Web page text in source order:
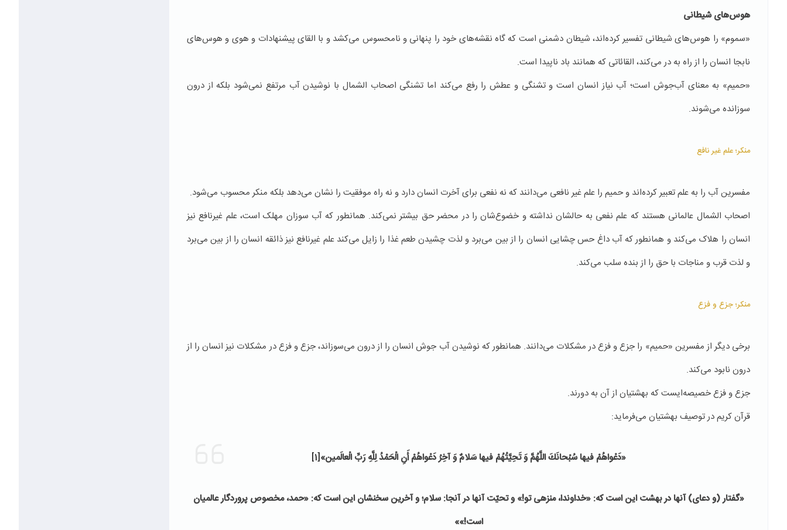
هوس‌های شیطانی
«سموم» را هوس‌های شیطانی تفسیر کرده‌اند، شیطان دشمنی است که گاه نقشه‌های خود را پنهانی و نامحسوس می‌کشد و با القای پیشنهادات و هوی و هوس‌های
نابجا انسان را از راه به در می‌کند، القائاتی که همانند باد ناپیدا است.
«حمیم» به معنای آب‌جوش است؛ آب نیاز انسان است و تشنگی و عطش را رفع می‌کند اما تشنگی اصحاب الشمال با نوشیدن آب مرتفع نمی‌شود بلکه از درون
سوزانده می‌شوند.
منکر؛ علم غیر نافع
مفسرین آب را به علم تعبیر کرده‌اند و حمیم را علم غیر نافعی می‌دانند که نه نفعی برای آخرت انسان دارد و نه راه موفقیت را نشان می‌دهد بلکه منکر محسوب می‌شود.
اصحاب الشمال عالمانی هستند که علم نفعی به حالشان نداشته و خضوع‌شان را در محضر حق بیشتر نمی‌کند. همانطور که آب سوزان مهلک است، علم غیرنافع نیز
انسان را هلاک می‌کند و همانطور که آب داغ حس چشایی انسان را از بین می‌برد و لذت چشیدن طعم غذا را زایل می‌کند علم غیر‌نافع نیز ذائقه انسان را از بین می‌‌برد
و لذت قرب و مناجات با حق را از بنده سلب می‌کند.
منکر؛ جزع و فزع
برخی دیگر از مفسرین «حمیم» را جزع و فزع در مشکلات می‌دانند. همانطور که نوشیدن آب جوش انسان را از درون می‌سوزاند، جزع و فزع در مشکلات نیز انسان را از
درون نابود می‌کند.
جزع و فزع خصیصه‌ایست که بهشتیان از آن به دورند.
قرآن کریم در توصیف بهشتیان می‌فرماید:
«دَعْواهُمْ فيها سُبْحانَكَ اللَّهُمَّ وَ تَحِيَّتُهُمْ فيها سَلامٌ وَ آخِرُ دَعْواهُمْ أَنِ الْحَمْدُ لِلَّهِ رَبِّ الْعالَمين»[1]
«گفتار (و دعای) آنها در بهشت این است که: «خداوندا، منزهی تو!» و تحیّت آنها در آنجا: سلام؛ و آخرین سخنشان این است که: «حمد، مخصوص پروردگار عالمیان
است!
»»